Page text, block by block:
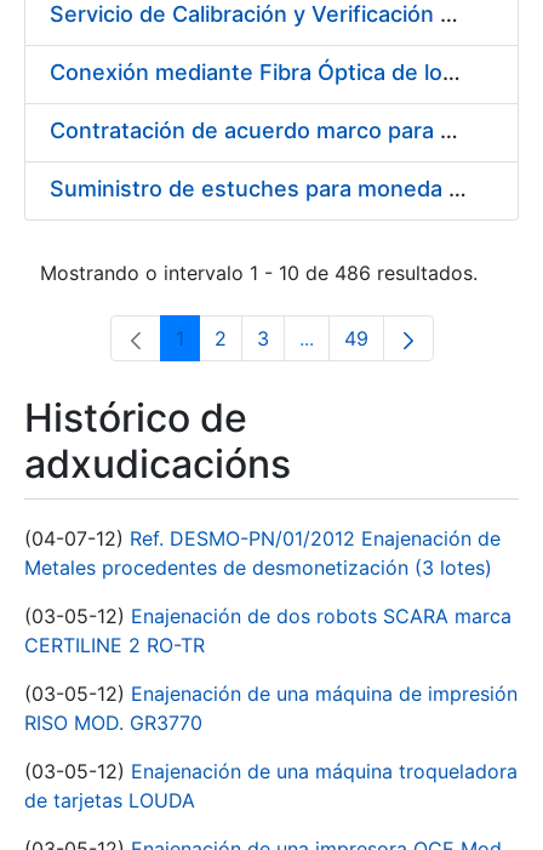
Servicio de Calibración y Verificación Externa de los Equipos de Medición del Servicio de Prevención de la FNMT-RCM
Conexión mediante Fibra Óptica de los Centros de Proceso de Datos (CPDs) de las sedes de la FNMT-RCM de Burgos y Madrid
Contratación de acuerdo marco para el Suministro de Material de Electricidad para la Fábrica Nacional de Moneda y Timbre-Real Casa de la Moneda en su centro de trabajo de Burgos
Suministro de estuches para moneda de 30 €
Mostrando o intervalo 1 - 10 de 486 resultados.
Páxina
1 Páxina
2 Páxina
3 ...Páxinas intermedias Use
Páxina
49
Histórico de
adxudicacións
(04-07-12) Ref. DESMO-PN/01/2012 Enajenación de
Metales procedentes de desmonetización (3 lotes)
(03-05-12) Enajenación de dos robots SCARA marca
CERTILINE 2 RO-TR
(03-05-12) Enajenación de una máquina de impresión
RISO MOD. GR3770
(03-05-12) Enajenación de una máquina troqueladora
de tarjetas LOUDA